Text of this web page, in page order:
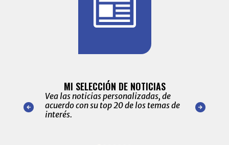
nuestro
para
MI SELECCIÓN DE NOTICIAS
Vea las noticias personalizadas, de
acuerdo con su top 20 de los temas de
interés.
de las